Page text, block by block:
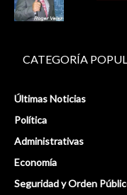
CATEGORÍA
Últimas Noticias
Política
Administrativas
Economía
Seguridad y Orden